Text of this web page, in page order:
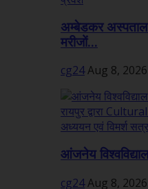
अम्बेडकर अस्पताल
मरीजों...
cg24Aug 8, 2026
आंजनेय
cg24Aug 8, 2026